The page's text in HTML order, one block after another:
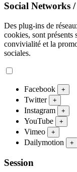
Social Networks
Des plug-ins de
cookies, sont présents
convivialité et la
sociales.
Facebook +
Twitter +
Instagram +
YouTube +
Vimeo +
Dailymotion +
Session